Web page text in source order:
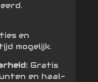
en
mogelijk.
Gratis
en haal-